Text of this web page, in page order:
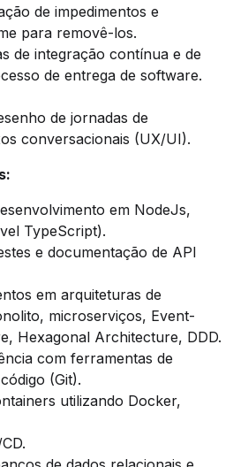
de impedimentos e
para removê-los.
de integração contínua e de
de entrega de software.
de jornadas de
conversacionais (UX/UI).
em NodeJs,
TypeScript).
e documentação de API
em arquiteturas de
microserviços, Event-
Hexagonal Architecture, DDD.
com ferramentas de
(Git).
utilizando Docker,